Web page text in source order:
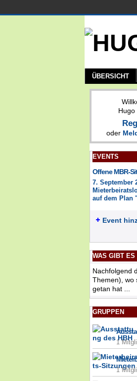
ÜBERSICHT
Hugo
oder
EVENTS
Offene MBR-
7. September
auf dem Plan
Event
WAS GIBT ES
Nachfolgend
Themen), wo
getan hat ...
GRUPPEN
1
1